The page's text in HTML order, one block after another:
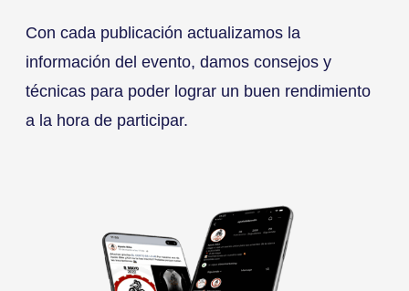
Con cada publicación actualizamos la
información del evento, damos consejos y
técnicas para poder lograr un buen rendimiento
a la hora de participar.